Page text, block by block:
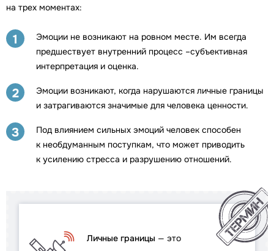
на трех моментах:
1
Эмоции не возникают на ровном месте. Им всегда
предшествует внутренний процесс –субъективная
интерпретация и оценка.
2
Эмоции возникают, когда нарушаются личные границы
и затрагиваются значимые для человека ценности.
3
Под влиянием сильных эмоций человек способен
к необдуманным поступкам, что может приводить
к усилению стресса и разрушению отношений.
Личные границы — это